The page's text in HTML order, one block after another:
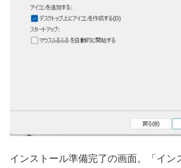
インストール準備完了の画面。「イン